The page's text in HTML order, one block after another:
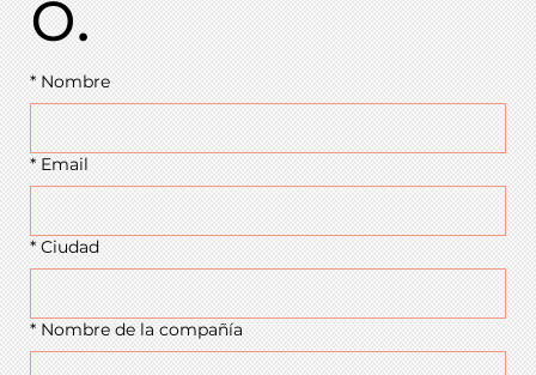
* Nombre
* Email
* Ciudad
* Nombre de la compañía